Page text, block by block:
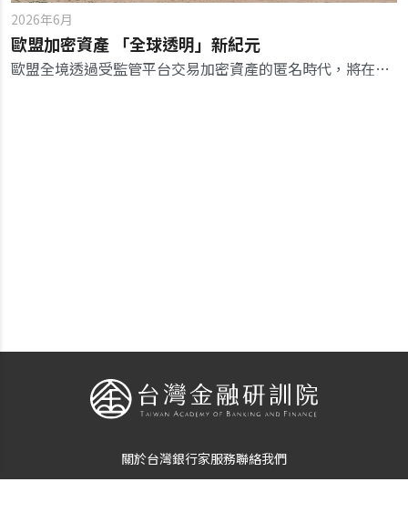
2026年6月
歐盟加密資產 「全球透明」新紀元
歐盟全境透過受監管平台交易加密資產的匿名時代，將在一年多後實質終結，台灣應盡速加強國際租稅合作，以避免被邊緣化。
關於台灣銀行家服務聯絡我們